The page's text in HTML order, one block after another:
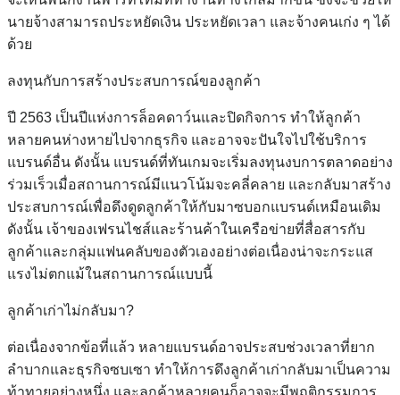
นายจ้างสามารถประหยัดเงิน ประหยัดเวลา และจ้างคนเก่ง ๆ ได้
ด้วย
ลงทุนกับการสร้างประสบการณ์ของลูกค้า
ปี 2563 เป็นปีแห่งการล็อคดาว์นและปิดกิจการ ทำให้ลูกค้า
หลายคนห่างหายไปจากธุรกิจ และอาจจะปันใจไปใช้บริการ
แบรนด์อื่น ดังนั้น แบรนด์ที่ทันเกมจะเริ่มลงทุนงบการตลาดอย่าง
ร่วมเร็วเมื่อสถานการณ์มีแนวโน้มจะคลี่คลาย และกลับมาสร้าง
ประสบการณ์เพื่อดึงดูดลูกค้าให้กับมาซบอกแบรนด์เหมือนเดิม
ดังนั้น เจ้าของเฟรนไชส์และร้านค้าในเครือข่ายที่สื่อสารกับ
ลูกค้าและกลุ่มแฟนคลับของตัวเองอย่างต่อเนื่องน่าจะกระแส
แรงไม่ตกแม้ในสถานการณ์แบบนี้
ลูกค้าเก่าไม่กลับมา?
ต่อเนื่องจากข้อที่แล้ว หลายแบรนด์อาจประสบช่วงเวลาที่ยาก
ลำบากและธุรกิจซบเซา ทำให้การดึงลูกค้าเก่ากลับมาเป็นความ
ท้าทายอย่างหนึ่ง และลูกค้าหลายคนก็อาจจะมีพฤติกรรมการ